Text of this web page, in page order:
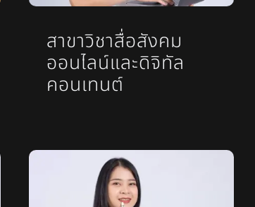
สาขาวิชาสื่อสังคม
ออนไลน์และดิจิทัล
คอนเทนต์